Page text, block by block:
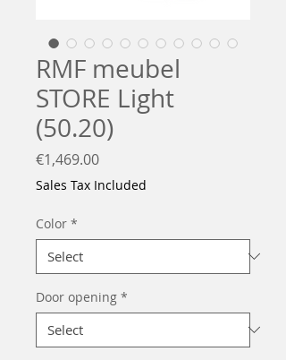
RMF meubel
STORE Light
(50.20)
€1,469.00Price
Sales Tax Included
Color *
Door opening *